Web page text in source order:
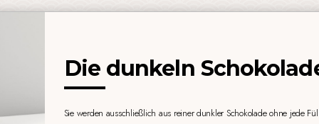
Die dunkeln
Sie werden ausschließlich aus reiner dunkler Schokolade ohne jede